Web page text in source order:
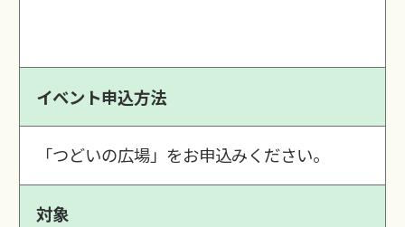
イベント申込方法
「つどいの広場」をお申込みください。
対象